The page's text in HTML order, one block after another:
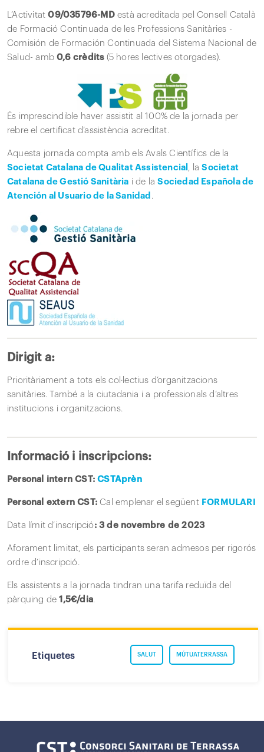
L’Activitat09/035796-MDestà acreditada pel Consell Català
de Formació Continuada de les Professions Sanitàries -
Comisión de Formación Continuada del Sistema Nacional de
Salud- amb0,6 crèdits(5 hores lectives otorgades).
És imprescindible haver assistit al 100% de la jornada per
rebre el certificat d’assistència acreditat.
Aquesta jornada compta amb els Avals Científics de la
Societat Catalana de Qualitat Assistencial , laSocietat
Catalana de Gestió Sanitària i de laSociedad Española de
Atención al Usuario de la Sanidad .
Dirigit a:
Prioritàriament a tots els col·lectius d’organitzacions
sanitàries. També a la ciutadania i a professionals d’altres
institucions i organitzacions.
Informació i inscripcions:
Personal intern CST:CSTAprèn
Personal extern CST: Cal emplenar el següent FORMULARI
Data límit d’inscripció : 3 de novembre de 2023
Aforament limitat, els participants seran admesos per rigorós
ordre d’inscripció.
Els assistents a la jornada tindran una tarifa reduïda del
pàrquing de1,5€/dia.
Etiquetes MÚTUATERRASSA
SALUT